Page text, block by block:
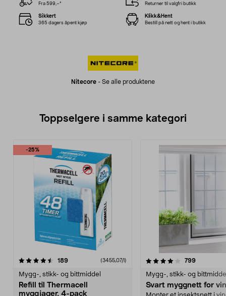
Nitecore - Se alle produktene
Fra 599,–* Returner til valgfri butikk
Sikkert
365 dagers åpent kjøp
Klikk&Hent
Bestill på nett og hent i butikk
Toppselgere i samme kategori
-25%
189anmeldelser(3455,07/l)
Mygg-, stikk- og bittmiddel
Refill til Thermacell
myggjager, 4-pack
4.0 av 5 stjerner 799
Mygg-, stikk- og
Svart myggnett for
4.0 av 5 stjerner